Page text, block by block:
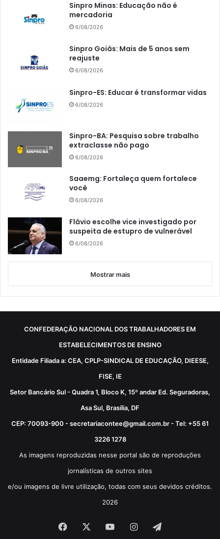
Sinpro Minas: Educação não é
mercadoria
6/08/2026
Sinpro Goiás: Mais de 5 anos sem
reajuste
6/08/2026
Sinpro-ES: Educar é transformar vidas
6/08/2026
Sinpro-BA: Pesquisa sobre trabalho
extraclasse não pago
6/08/2026
Saaemg: Fortaleça quem fortalece
você
6/08/2026
Flávio escolhe vice investigado por
suspeita de estupro de vulnerável
6/08/2026
Mostrar mais
CONFEDERAÇÃO NACIONAL DOS TRABALHADORES EM
ESTABELECIMENTOS DE ENSINO
Entidade Filiada a: CEA, CPLP-SINDICAL DE EDUCAÇÃO, DIEESE,
FISE, IE
Setor Bancário Sul - Quadra 1, Bloco K, 15º andar Ed. Seguradoras,
Asa Sul, Brasília, DF
CEP: 70093-900 - secretariacontee@gmail.com.br - Tel: +55 61
3226 1278
As imagens reproduzidas nesse portal são de reproduções
jornalísticas de outros sites
e/ou imagens de livre utilização, todas com seus devidos créditos.
2026
Facebook YouTubeInstagram